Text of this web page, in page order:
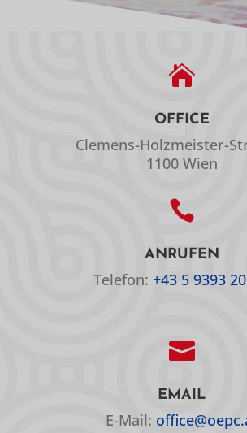

OFFICE
Clemens-Holzmeister-
1100 Wien

ANRUFEN
Telefon: +43 5 9393

EMAIL
E-Mail: